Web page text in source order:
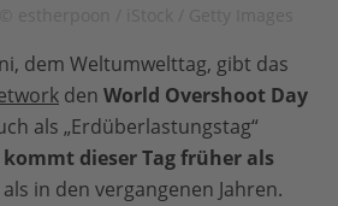
dem Weltumwelttag, gibt das
den World Overshoot Day
als „Erdüberlastungstag“
kommt dieser Tag früher als
in den vergangenen Jahren.